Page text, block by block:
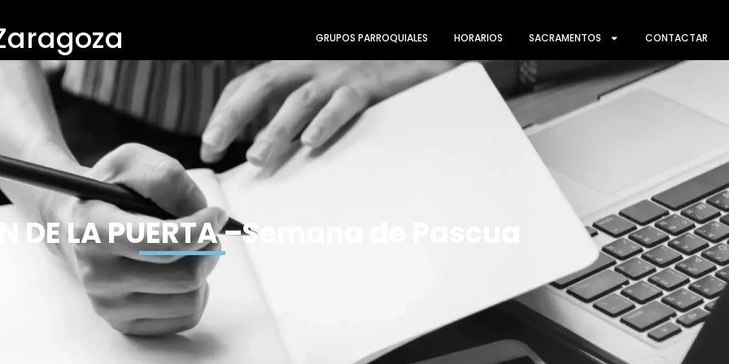
GRUPOS PARROQUIALES HORARIOS SACRAMENTOS CONTACTAR
DE LA PUERTA –Semana de Pascua